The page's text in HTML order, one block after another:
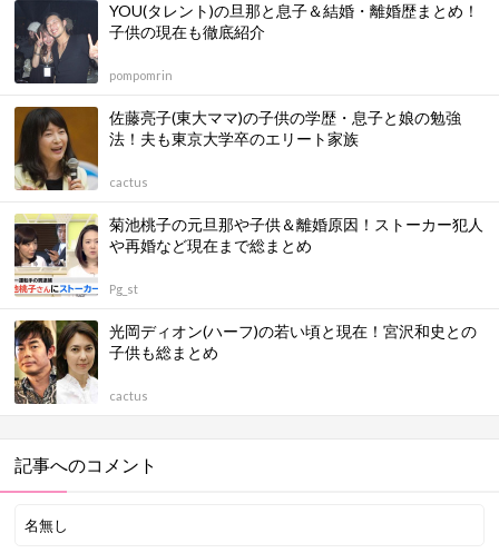
YOU(タレント)の旦那と息子＆結婚・離婚歴まとめ！
子供の現在も徹底紹介
pompomrin
佐藤亮子(東大ママ)の子供の学歴・息子と娘の勉強
法！夫も東京大学卒のエリート家族
cactus
菊池桃子の元旦那や子供＆離婚原因！ストーカー犯人
や再婚など現在まで総まとめ
Pg_st
光岡ディオン(ハーフ)の若い頃と現在！宮沢和史との
子供も総まとめ
cactus
記事へのコメント